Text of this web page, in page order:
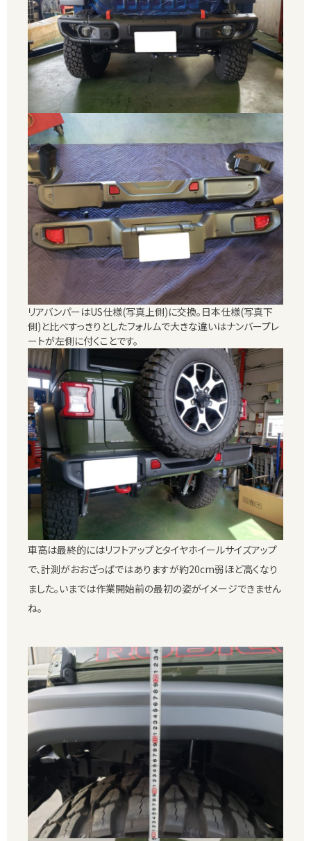
リアバンパーはUS仕様(写真上側)に交換。日本仕様(写真下
側)と比べすっきりとしたフォルムで大きな違いはナンバープレ
ートが左側に付くことです。
車高は最終的にはリフトアップとタイヤホイールサイズアップ
で、計測がおおざっぱではありますが約20cm弱ほど高くなり
ました。いまでは作業開始前の最初の姿がイメージできません
ね。